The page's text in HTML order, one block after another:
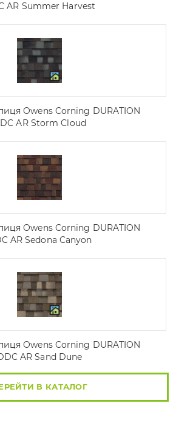
AR Summer Harvest
Owens Corning DURATION
AR Storm Cloud
Owens Corning DURATION
AR Sedona Canyon
Owens Corning DURATION
AR Sand Dune
В КАТАЛОГ